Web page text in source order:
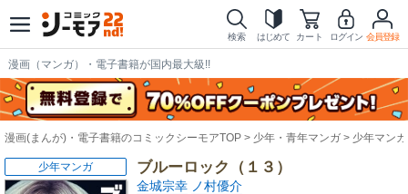
検索 はじめて カート ログイン 会員登録
漫画（マンガ）・電子書籍が国内最大級!!
漫画(まんが)・電子書籍のコミックシーモアTOP 少年・青年マンガ 少年マンガ
ブルーロック（１３）
金城宗幸 ノ村優介
少年マンガ